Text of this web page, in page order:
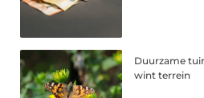
Duurzame
wint terrein